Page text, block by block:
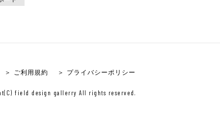
＞ ご利用規約 ＞ プライバシーポリシー
field design gallerry All rights reserved.